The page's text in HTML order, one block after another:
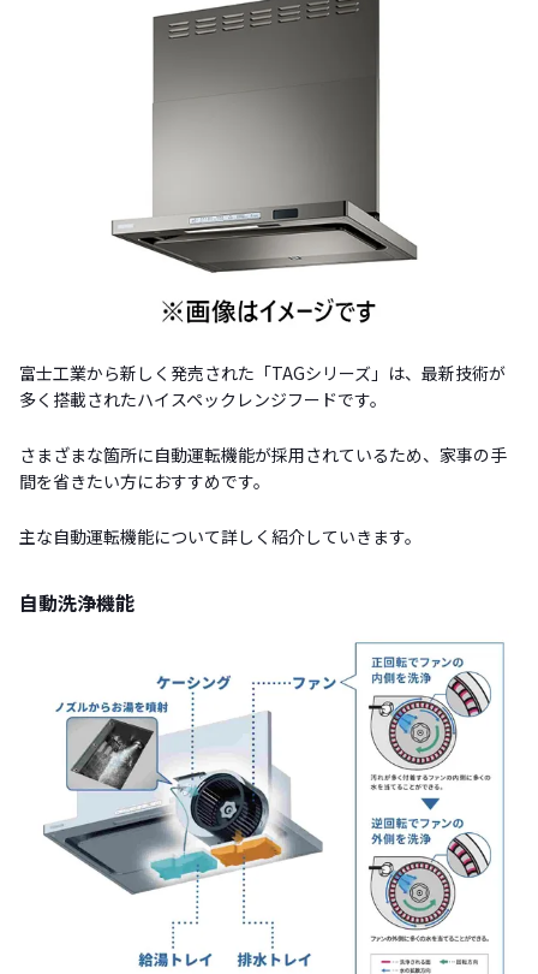
富士工業から新しく発売された「TAGシリーズ」は、最新技術が
多く搭載されたハイスペックレンジフードです。
さまざまな箇所に自動運転機能が採用されているため、家事の手
間を省きたい方におすすめです。
主な自動運転機能について詳しく紹介していきます。
自動洗浄機能